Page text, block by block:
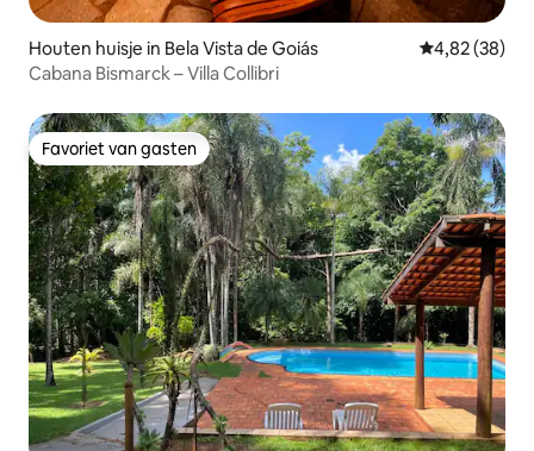
Houten huisje in Bela Vista de Goiás Gemiddelde
4,82 (38)
Cabana Bismarck – Villa Collibri
Favoriet van gasten
Favoriet van gasten